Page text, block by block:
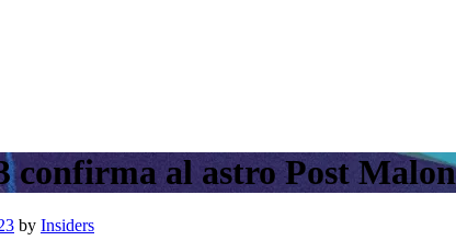
confirma al astro Post
by Insiders